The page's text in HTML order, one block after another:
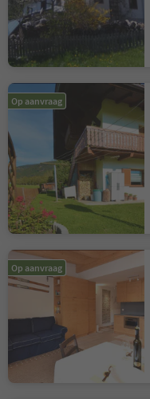
Op aanvraag
Op aanvraag